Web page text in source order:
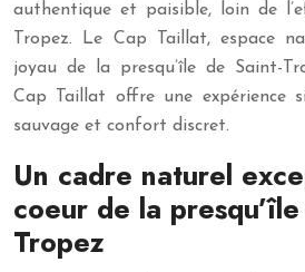
authentique et paisible, loin de
Tropez. Le Cap Taillat, espace
joyau de la presqu’île de Saint-
Cap Taillat offre une expérience
sauvage et confort discret.
Un cadre naturel
coeur de la
Tropez